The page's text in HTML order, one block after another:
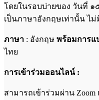
โดยในรอบบ่ายของ วันที่
เป็นภาษาอังกฤษเท่านั้น ไ
ภาษา : อังกฤษ พร้อมการแ
ไทย
การเข้าร่วมออนไลน์ :
สามารถเข้าร่วมผ่าน Zoom